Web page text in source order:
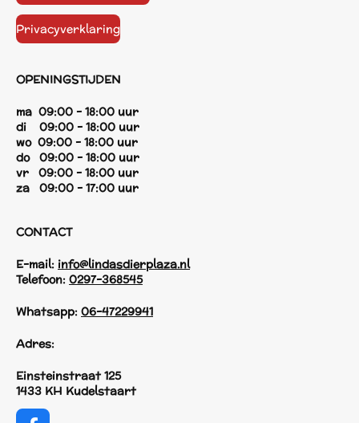
Privacyverklaring
OPENINGSTIJDEN
ma 09:00 - 18:00 uur
di 09:00 - 18:00 uur
wo 09:00 - 18:00 uur
do 09:00 - 18:00 uur
vr 09:00 - 18:00 uur
za 09:00 - 17:00 uur
CONTACT
E-mail: info@lindasdierplaza.nl
Telefoon: 0297-368545
Whatsapp: 06-47229941
Adres:
Einsteinstraat 125
1433 KH Kudelstaart